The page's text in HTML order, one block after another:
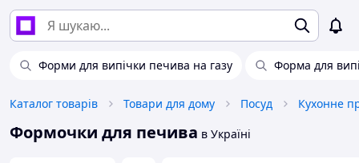
Форми для випічки печива на газу Форма для
Каталог товарів Товари для дому Посуд Кухонне
Формочки для печива в Україні